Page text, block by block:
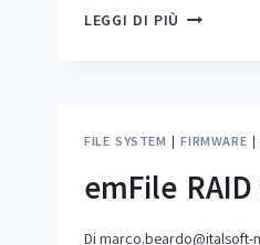
LEGGI DI PIÙ EXFAT
FILE SYSTEM |FIRMWARE |
emFile
Di marco.beardo@italsoft-